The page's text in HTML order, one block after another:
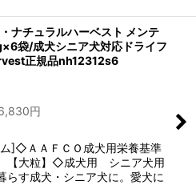
ナチュラルハーベスト メンテ
袋/成犬シニア犬対応ドライフ
正規品nh12312s6
円
]◇ＡＡＦＣＯ成犬用栄養基準
【大粒】◇成犬用 シニア犬用
らす成犬・シニア犬に。愛犬に